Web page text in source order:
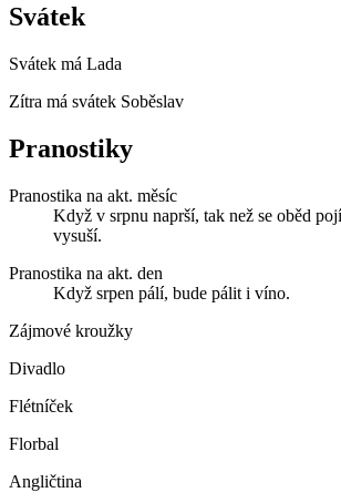
Svátek
Svátek má Lada
Zítra má svátek Soběslav
Pranostiky
Pranostika na akt. měsíc
Když v srpnu naprší, tak než se oběd
vysuší.
Pranostika na akt. den
Když srpen pálí, bude pálit i víno.
Zájmové kroužky
Divadlo
Flétníček
Florbal
Angličtina